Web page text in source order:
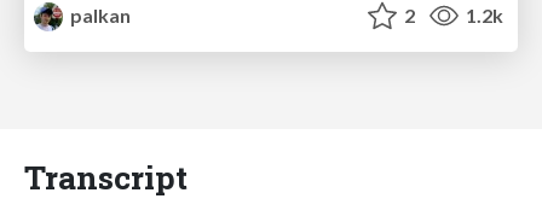
palkan
2 1.2k
Transcript